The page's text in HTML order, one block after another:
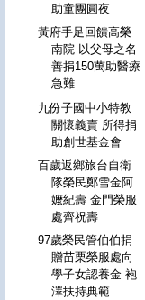
助童團圓夜
黃府手足回饋高榮
南院 以父母之名
善捐150萬助醫療
急難
九份子國中小特教
關懷義賣 所得捐
助創世基金會
百歲返鄉旅台自衛
隊榮民鄭雪金阿
嬤紀壽 金門榮服
處齊祝壽
97歲榮民管伯伯捐
贈苗栗榮服處向
學子女認養金 袍
澤扶持典範